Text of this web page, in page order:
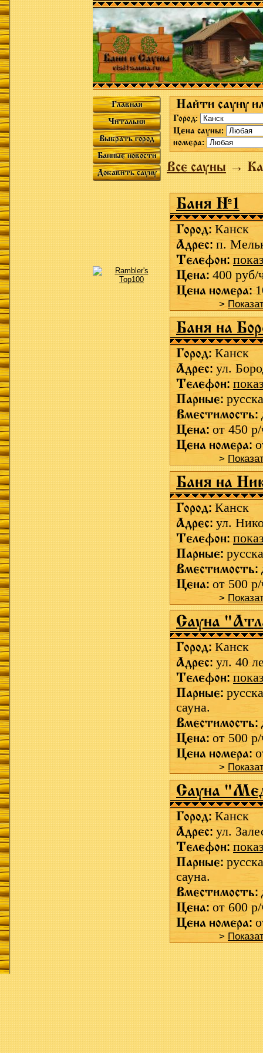
Главная
Читальня
Выбрать город
Банные новости
Добавить сауну
Найти сауну
Город:
Цена сауны:
номера:
Все сауны→
Баня №1
Город: Канск
Адрес: п.
Телефон:
Цена: 400 руб/
Цена номера:
>
Баня на
Город: Канск
Адрес: ул.
Телефон:
Парные:
Вместимость:
Цена: от 450
Цена номера:
>
Баня на
Город: Канск
Адрес: ул.
Телефон:
Парные:
Вместимость:
Цена: от 500
>
Сауна
Город: Канск
Адрес: ул. 40
Телефон:
Парные:
сауна.
Вместимость:
Цена: от 500
Цена номера:
>
Сауна
Город: Канск
Адрес: ул.
Телефон:
Парные:
сауна.
Вместимость:
Цена: от 600
Цена номера:
>